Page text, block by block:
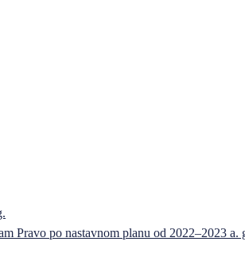
Pravo po nastavnom planu od 2022–2023 a.